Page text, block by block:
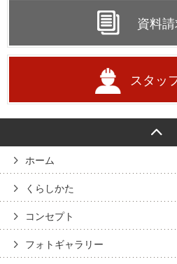
資料請
スタッ
ホーム
くらしかた
コンセプト
フォトギャラリー